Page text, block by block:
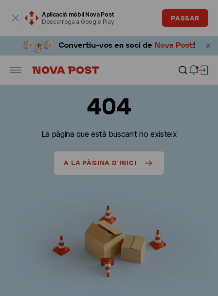
Aplicació mòbil Nova Post
Descarrega a Google Play
PASSAR
404
La pàgina que està buscant no existeix
A LA PÀGINA D'INICI